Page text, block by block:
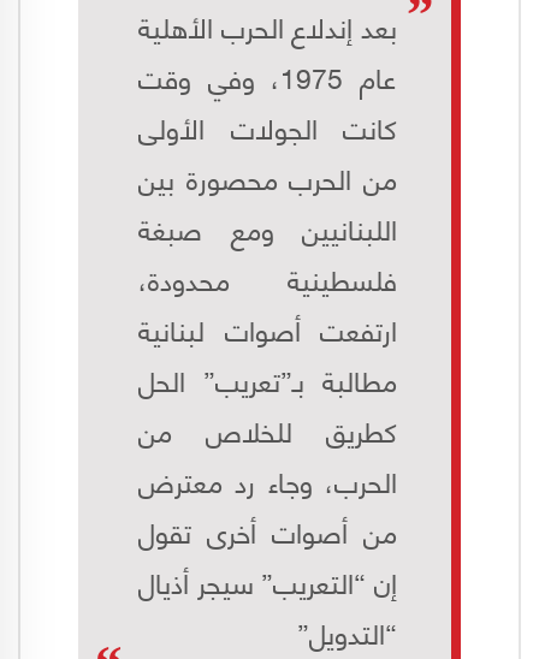
بعد إندلاع الحرب الأهلية
عام 1975، وفي وقت
كانت الجولات الأولى
من الحرب محصورة بين
اللبنانيين ومع صبغة
فلسطينية محدودة،
ارتفعت أصوات لبنانية
مطالبة بـ”تعريب” الحل
كطريق للخلاص من
الحرب، وجاء رد معترض
من أصوات أخرى تقول
إن “التعريب” سيجر أذيال
“التدويل”